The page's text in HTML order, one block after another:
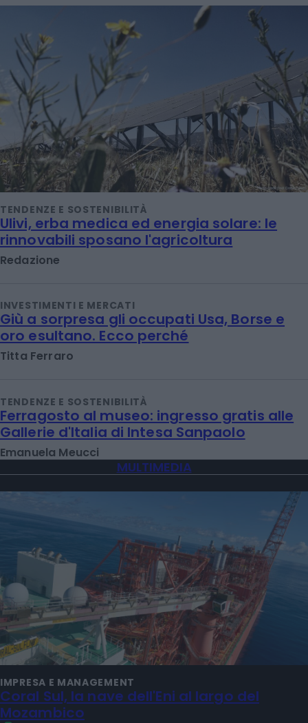
TENDENZE E SOSTENIBILITÀ
Ulivi, erba medica ed energia solare: le
rinnovabili sposano l'agricoltura
Redazione
INVESTIMENTI E MERCATI
Giù a sorpresa gli occupati Usa, Borse e
oro esultano. Ecco perché
Titta Ferraro
TENDENZE E SOSTENIBILITÀ
Ferragosto al museo: ingresso gratis alle
Gallerie d'Italia di Intesa Sanpaolo
Emanuela Meucci
MULTIMEDIA
IMPRESA E MANAGEMENT
Coral Sul, la nave dell'Eni al largo del
Mozambico